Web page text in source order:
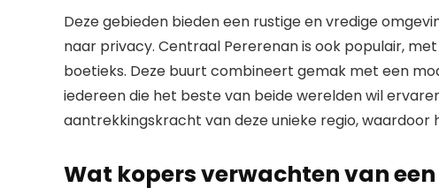
Deze gebieden bieden een rustige en vredige
naar privacy. Centraal Pererenan is ook populair,
boetieks. Deze buurt combineert gemak met een
iedereen die het beste van beide werelden wil
aantrekkingskracht van deze unieke regio,
Wat kopers verwachten van